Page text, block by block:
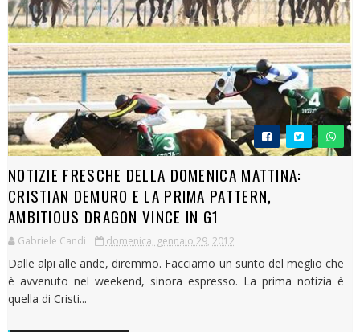
NOTIZIE FRESCHE DELLA DOMENICA MATTINA:
CRISTIAN DEMURO E LA PRIMA PATTERN,
AMBITIOUS DRAGON VINCE IN G1
Gabriele Candi domenica, gennaio 29, 2012
Dalle alpi alle ande, diremmo. Facciamo un sunto del meglio che
è avvenuto nel weekend, sinora espresso. La prima notizia è
quella di Cristi...